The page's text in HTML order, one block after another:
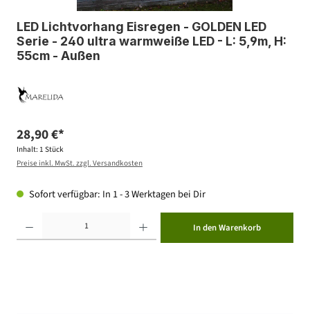
LED Lichtvorhang Eisregen - GOLDEN LED
Serie - 240 ultra warmweiße LED - L: 5,9m, H:
55cm - Außen
28,90 €*
Inhalt: 1 Stück
Preise inkl. MwSt. zzgl. Versandkosten
Sofort verfügbar: In 1 - 3 Werktagen bei Dir
In den Warenkorb